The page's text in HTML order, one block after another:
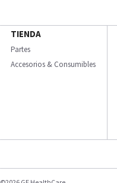
TIENDA
Partes
Accesorios & Consumibles